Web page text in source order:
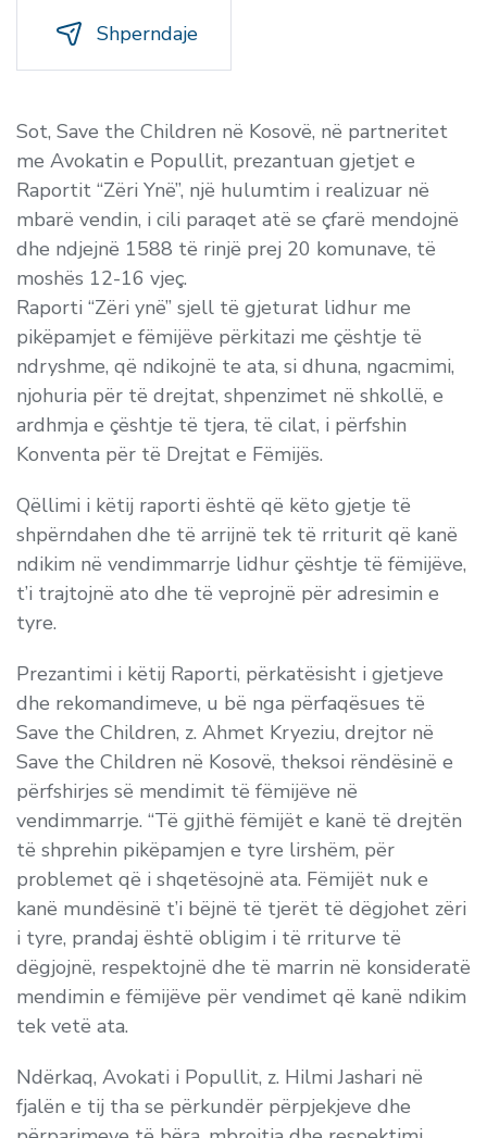
Shperndaje
Sot, Save the Children në Kosovë, në partneritet
me Avokatin e Popullit, prezantuan gjetjet e
Raportit “Zëri Ynë”, një hulumtim i realizuar në
mbarë vendin, i cili paraqet atë se çfarë mendojnë
dhe ndjejnë 1588 të rinjë prej 20 komunave, të
moshës 12-16 vjeç.
Raporti “Zëri ynë” sjell të gjeturat lidhur me
pikëpamjet e fëmijëve përkitazi me çështje të
ndryshme, që ndikojnë te ata, si dhuna, ngacmimi,
njohuria për të drejtat, shpenzimet në shkollë, e
ardhmja e çështje të tjera, të cilat, i përfshin
Konventa për të Drejtat e Fëmijës.
Qëllimi i këtij raporti është që këto gjetje të
shpërndahen dhe të arrijnë tek të rriturit që kanë
ndikim në vendimmarrje lidhur çështje të fëmijëve,
t’i trajtojnë ato dhe të veprojnë për adresimin e
tyre.
Prezantimi i këtij Raporti, përkatësisht i gjetjeve
dhe rekomandimeve, u bë nga përfaqësues të
Save the Children, z. Ahmet Kryeziu, drejtor në
Save the Children në Kosovë, theksoi rëndësinë e
përfshirjes së mendimit të fëmijëve në
vendimmarrje. “Të gjithë fëmijët e kanë të drejtën
të shprehin pikëpamjen e tyre lirshëm, për
problemet që i shqetësojnë ata. Fëmijët nuk e
kanë mundësinë t’i bëjnë të tjerët të dëgjohet zëri
i tyre, prandaj është obligim i të rriturve të
dëgjojnë, respektojnë dhe të marrin në konsideratë
mendimin e fëmijëve për vendimet që kanë ndikim
tek vetë ata.
Ndërkaq, Avokati i Popullit, z. Hilmi Jashari në
fjalën e tij tha se përkundër përpjekjeve dhe